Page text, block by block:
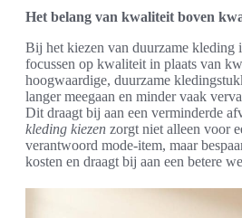
Het belang van kwaliteit boven
Bij het kiezen van duurzame kleding
focussen op kwaliteit in plaats van
hoogwaardige, duurzame
langer meegaan en minder vaak
Dit draagt bij aan een verminderde
kleding kiezen zorgt niet alleen voor
verantwoord mode-item, maar
kosten en draagt bij aan een betere